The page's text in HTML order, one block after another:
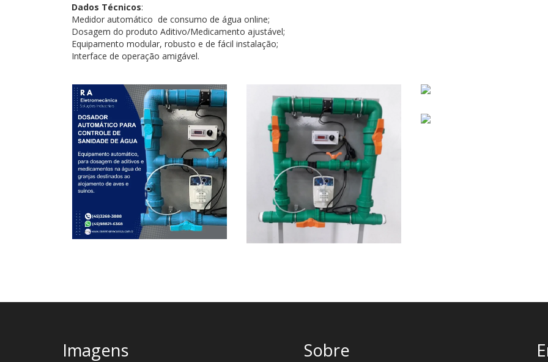
Dados Técnicos:
Medidor automático de consumo de água online;
Dosagem do produto Aditivo/Medicamento ajustável;
Equipamento modular, robusto e de fácil instalação;
Interface de operação amigável.
Imagens Sobre